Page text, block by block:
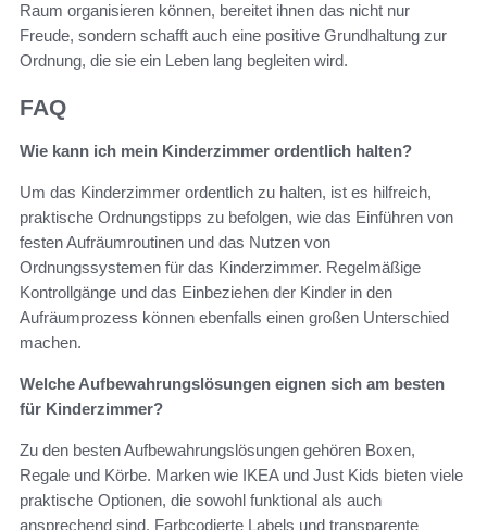
Raum organisieren können, bereitet ihnen das nicht nur
Freude, sondern schafft auch eine positive Grundhaltung zur
Ordnung, die sie ein Leben lang begleiten wird.
FAQ
Wie kann ich mein Kinderzimmer ordentlich halten?
Um das Kinderzimmer ordentlich zu halten, ist es hilfreich,
praktische Ordnungstipps zu befolgen, wie das Einführen von
festen Aufräumroutinen und das Nutzen von
Ordnungssystemen für das Kinderzimmer. Regelmäßige
Kontrollgänge und das Einbeziehen der Kinder in den
Aufräumprozess können ebenfalls einen großen Unterschied
machen.
Welche Aufbewahrungslösungen eignen sich am besten
für Kinderzimmer?
Zu den besten Aufbewahrungslösungen gehören Boxen,
Regale und Körbe. Marken wie IKEA und Just Kids bieten viele
praktische Optionen, die sowohl funktional als auch
ansprechend sind. Farbcodierte Labels und transparente